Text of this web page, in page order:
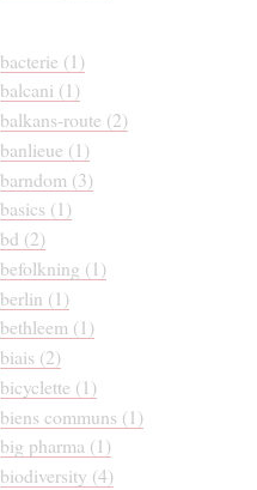
bacterie (1)
balcani (1)
balkans-route (2)
banlieue (1)
barndom (3)
basics (1)
bd (2)
befolkning (1)
berlin (1)
bethleem (1)
biais (2)
bicyclette (1)
biens communs (1)
big pharma (1)
biodiversity (4)